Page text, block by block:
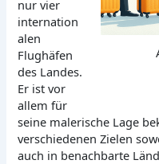
nur vier
internation
alen
Flughäfen
des Landes.
Er ist vor
allem für
seine malerische Lage
verschiedenen Zielen
auch in benachbarte